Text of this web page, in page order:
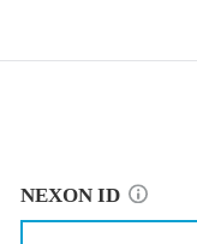
NEXON ID